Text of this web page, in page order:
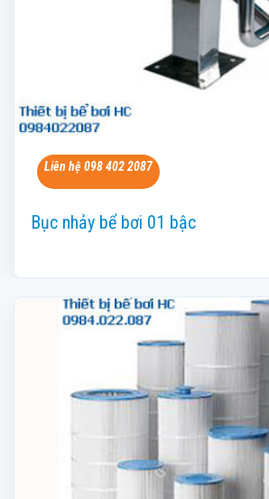
Liên hệ 098 402 2087
Bục nhảy bể bơi 01 bậc